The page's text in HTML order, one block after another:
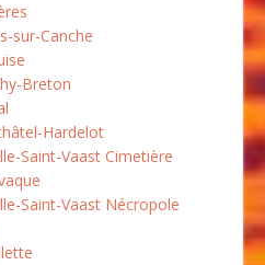
sur-Canche
Breton
Hardelot
Saint-Vaast Cimetière
Saint-Vaast Nécropole